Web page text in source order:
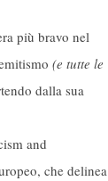
più bravo nel
(e tutte le
dalla sua
and
che delinea